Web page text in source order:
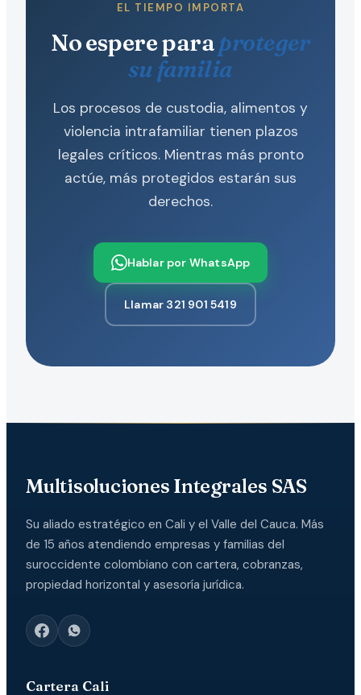
EL TIEMPO IMPORTA
No espere paraproteger
su familia
Los procesos de custodia, alimentos y
violencia intrafamiliar tienen plazos
legales críticos. Mientras más pronto
actúe, más protegidos estarán sus
derechos.
Hablar por WhatsApp
Llamar 321 901 5419
Multisoluciones Integrales SAS
Su aliado estratégico en Cali y el Valle del Cauca. Más
de 15 años atendiendo empresas y familias del
suroccidente colombiano con cartera, cobranzas,
propiedad horizontal y asesoría jurídica.
Cartera Cali